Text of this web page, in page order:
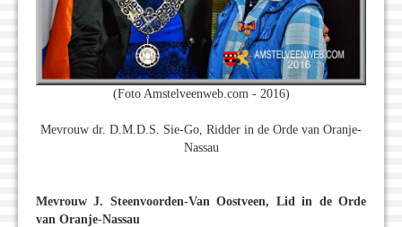
(Foto Amstelveenweb.com - 2016)
Mevrouw dr. D.M.D.S. Sie-Go, Ridder in de Orde van Oranje-
Nassau
Mevrouw J. Steenvoorden-Van Oostveen, Lid in de Orde
van Oranje-Nassau